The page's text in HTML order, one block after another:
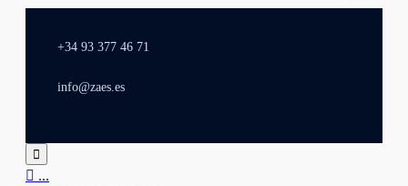
+34 93 377 46 71
info@zaes.es

 ...